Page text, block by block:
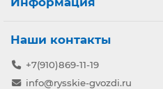
Наши контакты
+7(910)869-11-19
info@rysskie-gvozdi.ru